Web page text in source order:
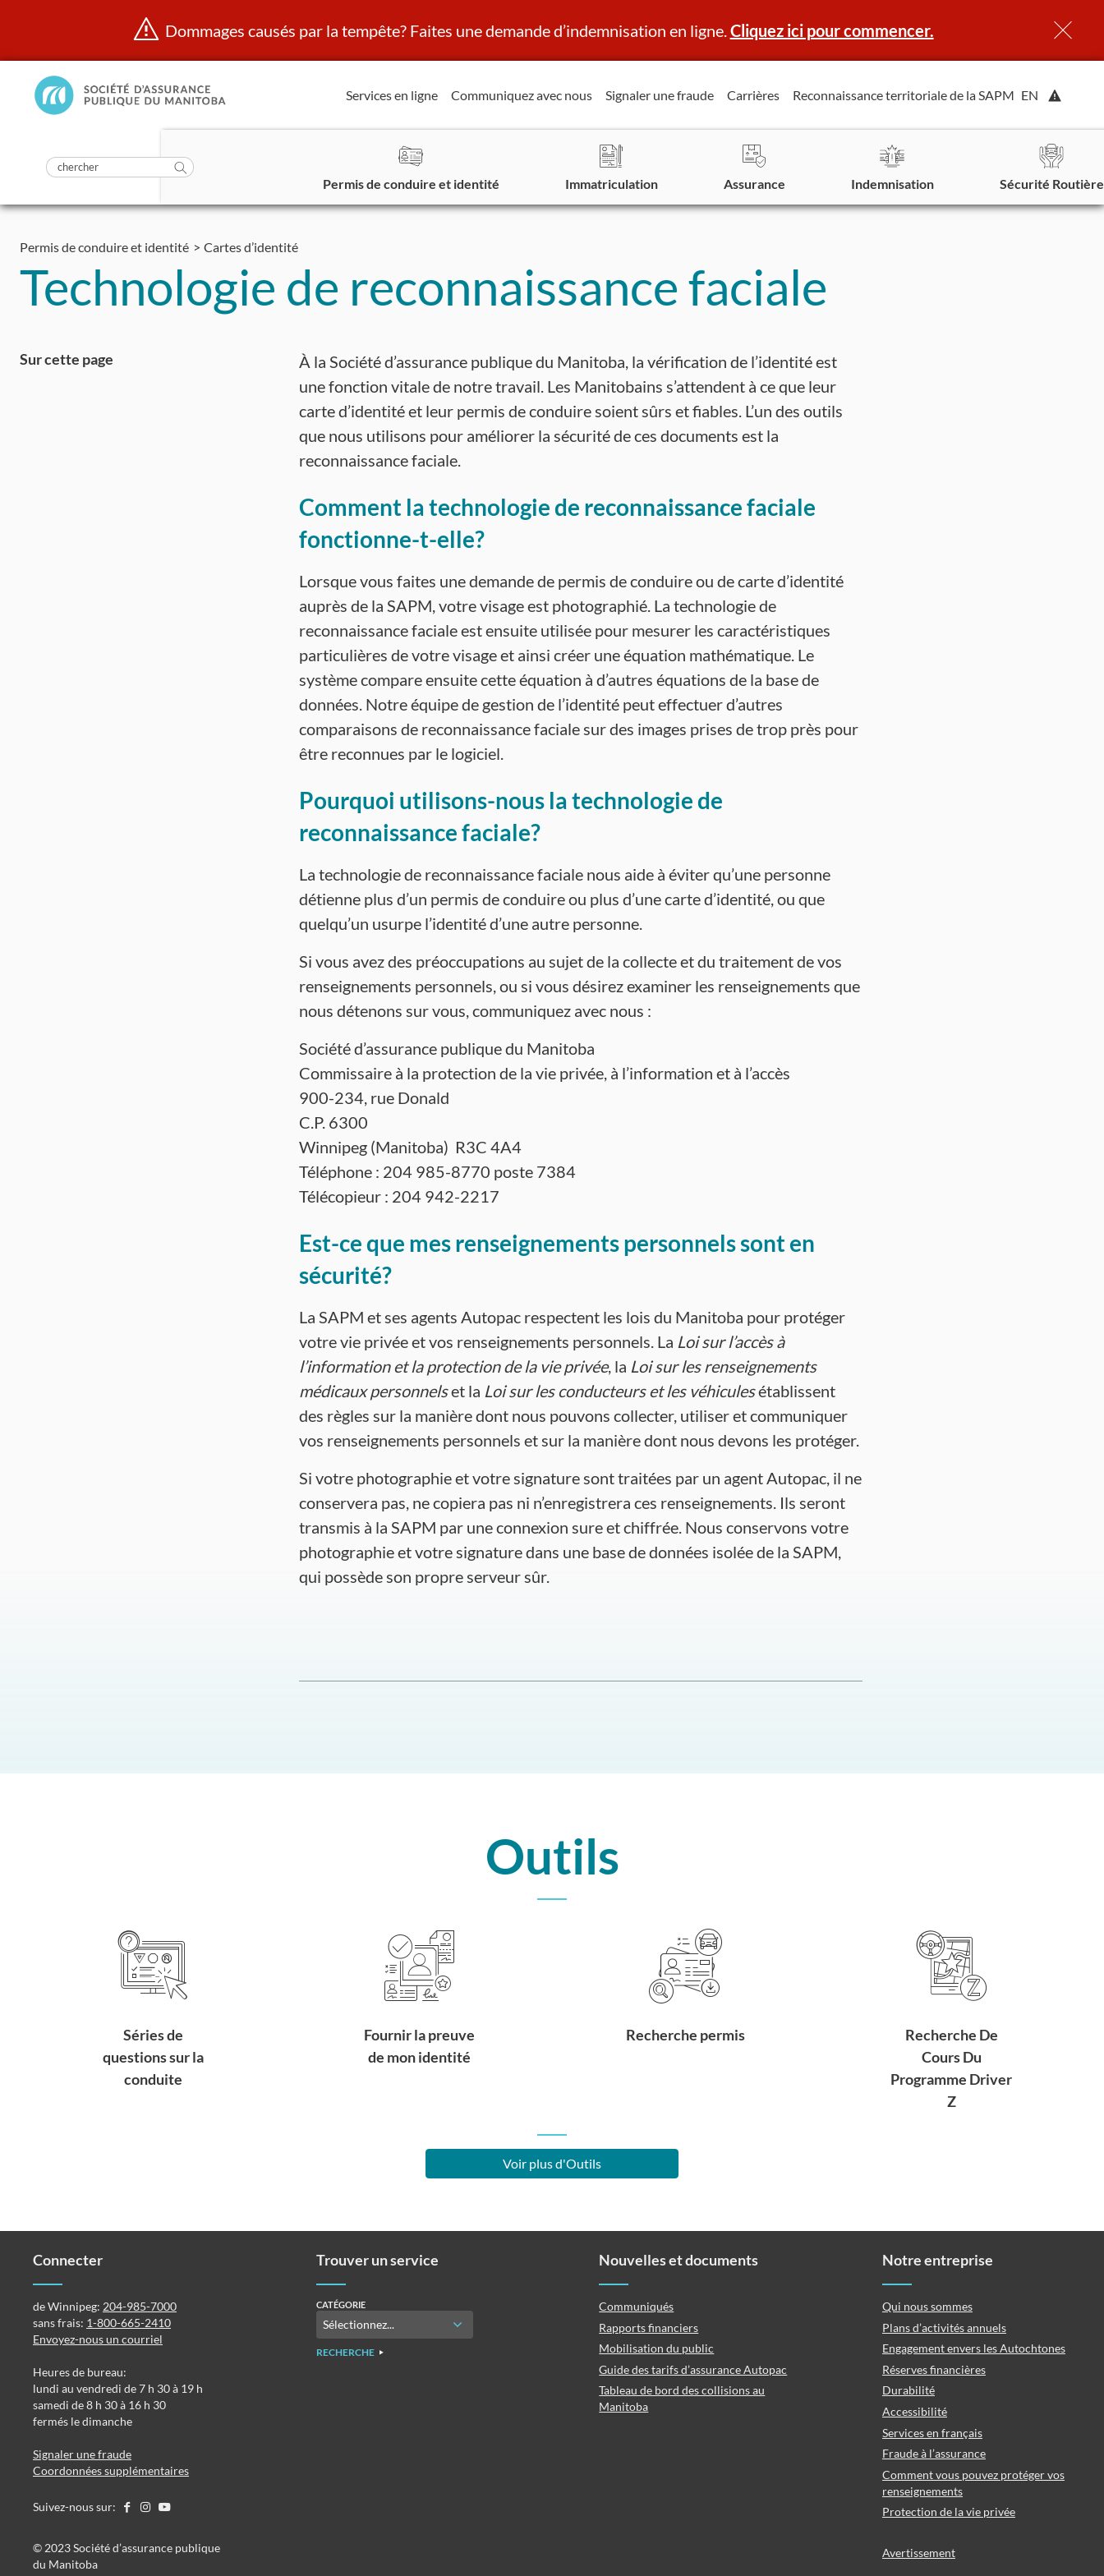
Aller
contenu
Dommages causés par la tempête? Faites une demande d’indemnisation en ligne.Cliquez ici pour commencer.
Manitoba
Public
Services en ligne Communiquez avec nous Signaler une fraude Carrières Reconnaissance territoriale de la SAPM EN
Rechercher
https://www.mpi.mb.ca/fr/
soumettre
la
recherche
Permis de conduire et identité Immatriculation Assurance Indemnisation Sécurité Routière
Permis de conduire et identité Cartes d’identité
Technologie de reconnaissance faciale
Sur cette page
À la Société d’assurance publique du Manitoba, la vérification de l’identité est
une fonction vitale de notre travail. Les Manitobains s’attendent à ce que leur
carte d’identité et leur permis de conduire soient sûrs et fiables. L’un des outils
que nous utilisons pour améliorer la sécurité de ces documents est la
reconnaissance faciale.
Comment la technologie de reconnaissance faciale
fonctionne-t-elle?
Lorsque vous faites une demande de permis de conduire ou de carte d’identité
auprès de la SAPM, votre visage est photographié. La technologie de
reconnaissance faciale est ensuite utilisée pour mesurer les caractéristiques
particulières de votre visage et ainsi créer une équation mathématique. Le
système compare ensuite cette équation à d’autres équations de la base de
données. Notre équipe de gestion de l’identité peut effectuer d’autres
comparaisons de reconnaissance faciale sur des images prises de trop près pour
être reconnues par le logiciel.
Pourquoi utilisons-nous la technologie de
reconnaissance faciale?
La technologie de reconnaissance faciale nous aide à éviter qu’une personne
détienne plus d’un permis de conduire ou plus d’une carte d’identité, ou que
quelqu’un usurpe l’identité d’une autre personne.
Si vous avez des préoccupations au sujet de la collecte et du traitement de vos
renseignements personnels, ou si vous désirez examiner les renseignements que
nous détenons sur vous, communiquez avec nous :
Société d’assurance publique du Manitoba
Commissaire à la protection de la vie privée, à l’information et à l’accès
900-234, rue Donald
C.P. 6300
Winnipeg (Manitoba) R3C 4A4
Téléphone : 204 985-8770 poste 7384
Télécopieur : 204 942-2217
Est-ce que mes renseignements personnels sont en
sécurité?
La SAPM et ses agents Autopac respectent les lois du Manitoba pour protéger
votre vie privée et vos renseignements personnels. La Loi sur l’accès à
l’information et la protection de la vie privée, la Loi sur les renseignements
médicaux personnelset la Loi sur les conducteurs et les véhiculesétablissent
des règles sur la manière dont nous pouvons collecter, utiliser et communiquer
vos renseignements personnels et sur la manière dont nous devons les protéger.
Si votre photographie et votre signature sont traitées par un agent Autopac, il ne
conservera pas, ne copiera pas ni n’enregistrera ces renseignements. Ils seront
transmis à la SAPM par une connexion sure et chiffrée. Nous conservons votre
photographie et votre signature dans une base de données isolée de la SAPM,
qui possède son propre serveur sûr.
Outils
Séries de
questions sur la
conduite
Fournir la preuve
de mon identité
Recherche permis
Recherche De
Cours Du
Programme Driver
Z
Voir plus d'Outils
Connecter
de Winnipeg: 204-985-7000
sans frais: 1-800-665-2410
Envoyez-nous un courriel
Heures de bureau:
lundi au vendredi de 7 h 30 à 19 h
samedi de 8 h 30 à 16 h 30
fermés le dimanche
Signaler une fraude
Coordonnées supplémentaires
Suivez-nous sur:
©️️ 2023 Société d’assurance publique
du Manitoba
Trouver un service
CATÉGORIE
RECHERCHE
Nouvelles et documents
Communiqués
Rapports financiers
Mobilisation du public
Guide des tarifs d’assurance Autopac
Tableau de bord des collisions au
Manitoba
Notre entreprise
Qui nous sommes
Plans d’activités annuels
Engagement envers les Autochtones
Réserves financières
Durabilité
Accessibilité
Services en français
Fraude à l’assurance
Comment vous pouvez protéger vos
renseignements
Protection de la vie privée
Avertissement